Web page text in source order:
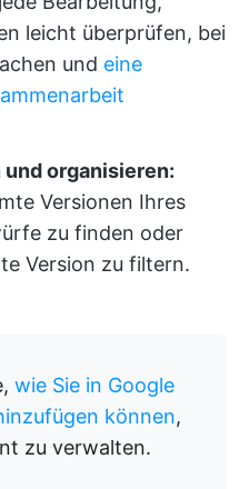
leicht überprüfen, bei
und eine
organisieren:
Versionen Ihres
zu finden oder
Version zu filtern.
wie Sie in Google
können,
zu verwalten.